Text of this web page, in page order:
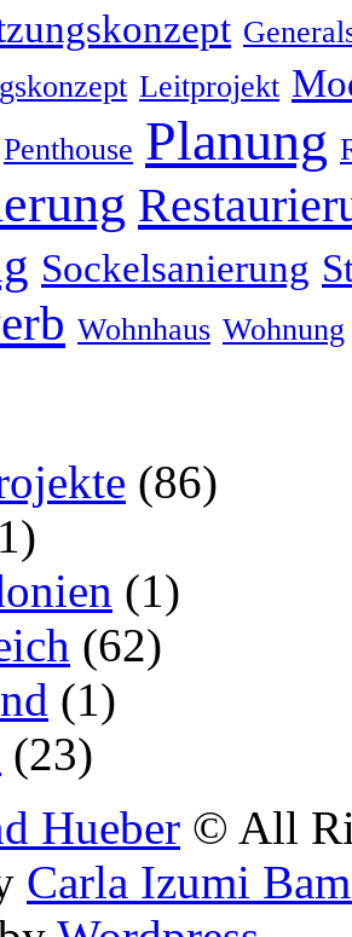
Leitprojekt
Penthouse Planung
Sockelsanierung
Wohnhaus Wohnung
(86)
(1)
(62)
(1)
(23)
Hueber © All
Carla Izumi